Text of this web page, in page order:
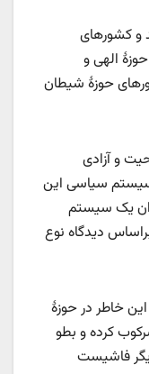
1939 آغاز شد و کشورهای
الهی و
حوزۀ شیطان
و آزادی
سیاسی این
یک سیستم
دیدگاه نوع
خاطر در حوزۀ
کرده و بطو
فاشیست